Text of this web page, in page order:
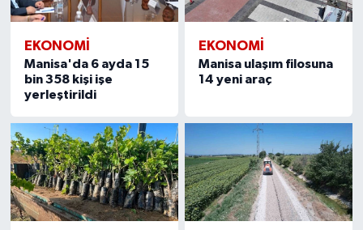
EKONOMİ
Manisa'da 6 ayda 15
bin 358 kişi işe
yerleştirildi
EKONOMİ
Manisa ulaşım filosuna
14 yeni araç